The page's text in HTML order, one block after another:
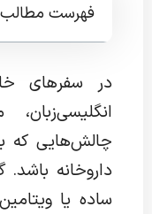
فهرست مطالب
در سفرهای
چالش‌هایی که
داروخانه
ساده یا